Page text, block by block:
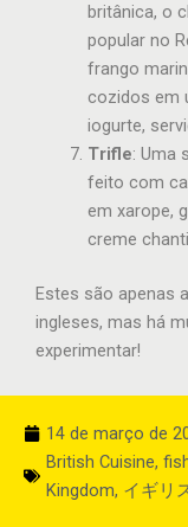
britânica, o
popular no
frango
cozidos em
iogurte,
Trifle: Uma
feito com
em xarope,
creme
Estes são apenas
ingleses, mas há
experimentar!
14 de março de
British Cuisine,
Kingdom, イギリ